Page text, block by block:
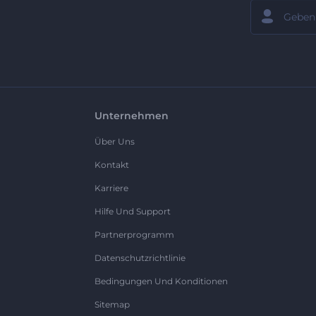
Unternehmen
Über Uns
Kontakt
Karriere
Hilfe Und Support
Partnerprogramm
Datenschutzrichtlinie
Bedingungen Und Konditionen
Sitemap